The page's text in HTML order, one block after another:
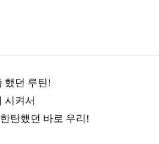
했던 루틴!
시켜서
탄했던 바로 우리!